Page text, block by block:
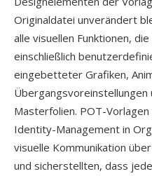
Originaldatei unverändert
alle visuellen Funktionen,
einschließlich
eingebetteter Grafiken,
Übergangsvoreinstellungen
Masterfolien. POT-
Identity-Management in
visuelle Kommunikation
und sicherstellten, dass